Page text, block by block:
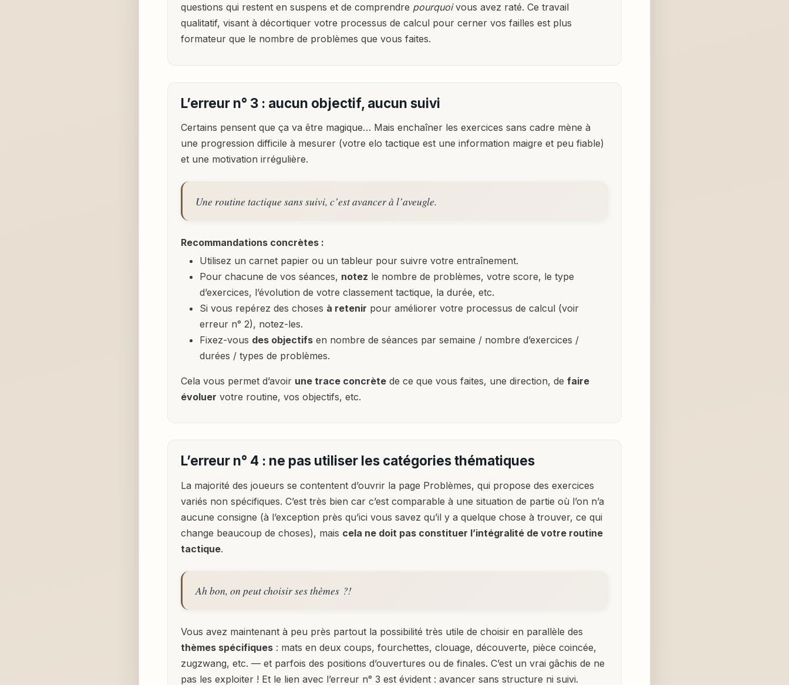
questions qui restent en suspens et de comprendre pourquoivous avez raté. Ce travail
qualitatif, visant à décortiquer votre processus de calcul pour cerner vos failles est plus
formateur que le nombre de problèmes que vous faites.
L’erreur n° 3 : aucun objectif, aucun suivi
Certains pensent que ça va être magique… Mais enchaîner les exercices sans cadre mène à
une progression difficile à mesurer (votre elo tactique est une information maigre et peu fiable)
et une motivation irrégulière.
Une routine tactique sans suivi, c’est avancer à l’aveugle.
Recommandations concrètes :
Utilisez un carnet papier ou un tableur pour suivre votre entraînement.
Pour chacune de vos séances, notez le nombre de problèmes, votre score, le type
d’exercices, l’évolution de votre classement tactique, la durée, etc.
Si vous repérez des choses à retenir pour améliorer votre processus de calcul (voir
erreur n° 2), notez-les.
Fixez-vous des objectifsen nombre de séances par semaine / nombre d’exercices /
durées / types de problèmes.
Cela vous permet d’avoir une trace concrètede ce que vous faites, une direction, de faire
évoluer votre routine, vos objectifs, etc.
L’erreur n° 4 : ne pas utiliser les catégories thématiques
La majorité des joueurs se contentent d’ouvrir la page Problèmes, qui propose des exercices
variés non spécifiques. C’est très bien car c’est comparable à une situation de partie où l’on n’a
aucune consigne (à l’exception près qu’ici vous savez qu’il y a quelque chose à trouver, ce qui
change beaucoup de choses), mais cela ne doit pas constituer l’intégralité de votre routine
tactique.
Ah bon, on peut choisir ses thèmes ?!
Vous avez maintenant à peu près partout la possibilité très utile de choisir en parallèle des
thèmes spécifiques: mats en deux coups, fourchettes, clouage, découverte, pièce coincée,
zugzwang, etc. — et parfois des positions d’ouvertures ou de finales. C’est un vrai gâchis de ne
pas les exploiter ! Et le lien avec l’erreur n° 3 est évident : avancer sans structure ni suivi.